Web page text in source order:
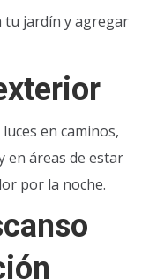
tu jardín y agregar
en caminos,
en áreas de estar
por la noche.